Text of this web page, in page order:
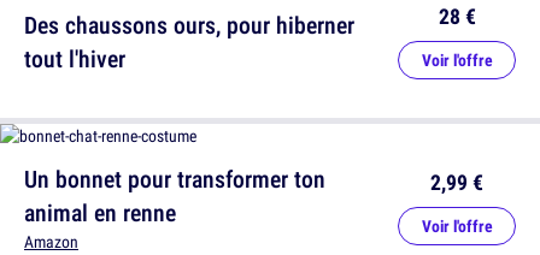
Un bonnet pour transformer ton
animal en renne
Amazon
2,99 €
Voir l'offre
Des chaussons ours, pour hiberner
tout l'hiver
28 €
Voir l'offre